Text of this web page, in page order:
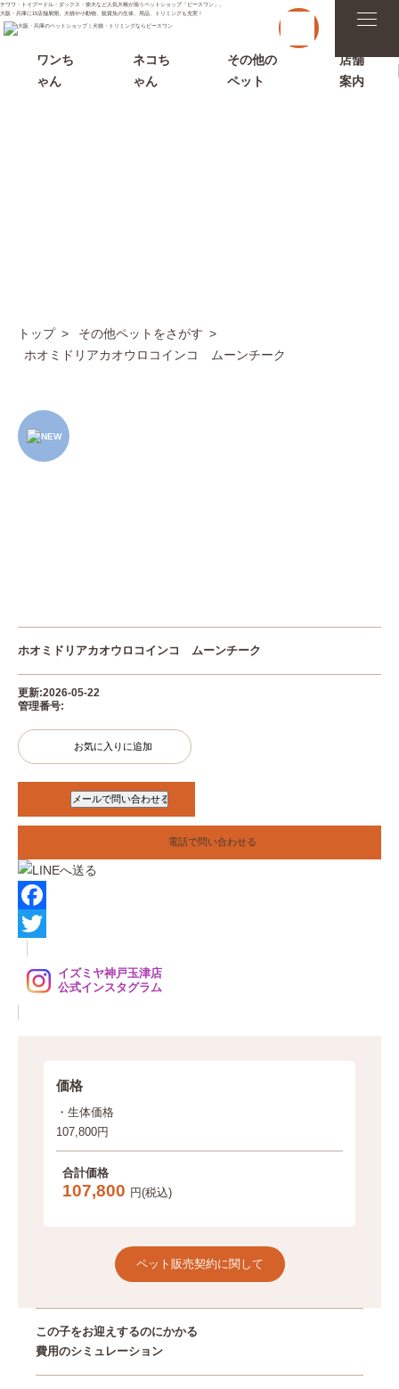
チワワ・トイプードル・ダックス・柴犬など人気犬種が揃うペットショップ「ピースワン」。
大阪・兵庫に15店舗展開。犬猫や小動物、観賞魚の生体、用品、トリミングも充実！
t
o
g
ワンち
ゃん
ネコち
ゃん
その他の
ペット
店舗
案内
トップ
その他ペットをさがす
ホオミドリアカオウロコインコ ムーンチーク
ホオミドリアカオウロコインコ ムーンチーク
更新:2026-05-22
管理番号:
お気に入りに追加
電話で問い合わせる
F
ei
イズミヤ神戸玉津店
公式インスタグラム
価格
・生体価格
107,800円
合計価格
107,800 円(税込)
ペット販売契約に関して
この子をお迎えするのにかかる
費用のシミュレーション